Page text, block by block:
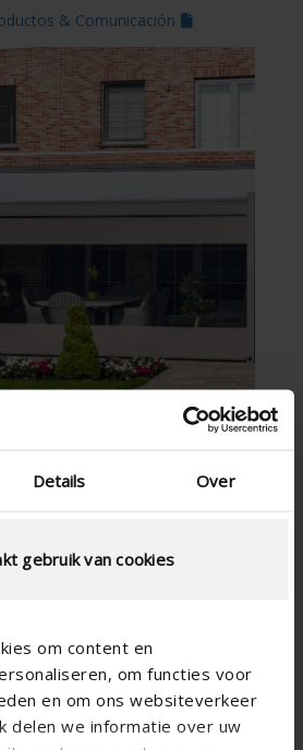
Details Over
gebruik van cookies
om content en
om functies voor
en om ons websiteverkeer
delen we informatie over uw
& Comunicación